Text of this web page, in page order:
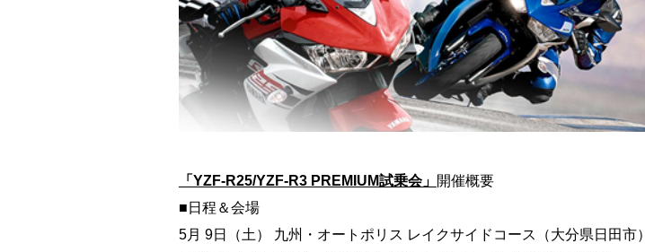
「YZF-R25/YZF-R3 PREMIUM試乗会」 開催概要
■日程＆会場
5月 9日（土） 九州・オートポリス レイクサイドコース（大分県日田市）